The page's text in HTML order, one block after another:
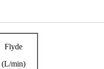
Flyde
(L/min)